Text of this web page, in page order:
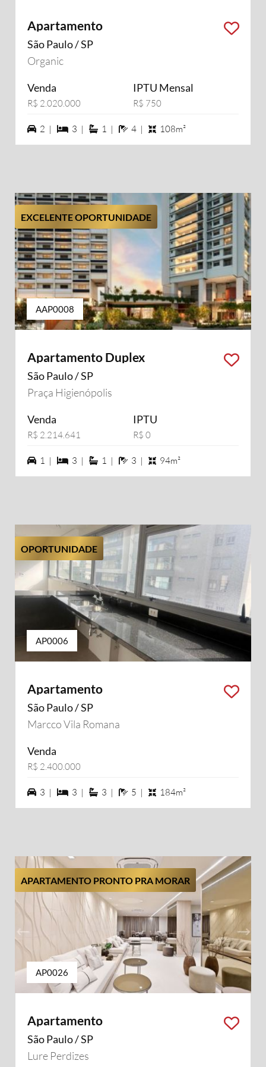
Apartamento
São Paulo / SP
Organic
Venda
R$ 2.020.000
IPTU Mensal
R$ 750
2 vagas na garagem
2 | 3 dormiórios
3 | 1 suítes
1 | 4 banheiros
4 | 108m²
EXCELENTE OPORTUNIDADE
AAP0008
Apartamento Duplex
São Paulo / SP
Praça Higienópolis
Venda
R$ 2.214.641
IPTU
R$ 0
1 vagas na garagem
1 | 3 dormiórios
3 | 1 suítes
1 | 3 banheiros
3 | 94m²
OPORTUNIDADE
AP0006
Apartamento
São Paulo / SP
Marcco Vila Romana
Venda
R$ 2.400.000
3 vagas na garagem
3 | 3 dormiórios
3 | 3 suítes
3 | 5 banheiros
5 | 184m²
APARTAMENTO PRONTO PRA MORAR
AP0026
Apartamento
São Paulo / SP
Lure Perdizes